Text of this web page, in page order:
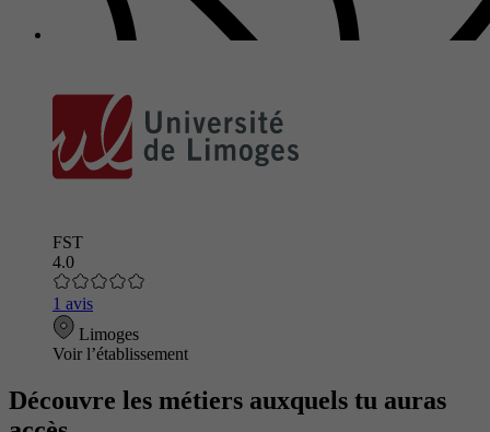
FST
4.0
1 avis
Limoges
Voir l’établissement
Découvre les métiers auxquels tu auras